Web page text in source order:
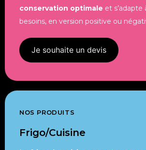
conservation optimale et s’adapte
besoins, en version positive ou
Je souhaite un devis
NOS PRODUITS
Frigo/cuisine